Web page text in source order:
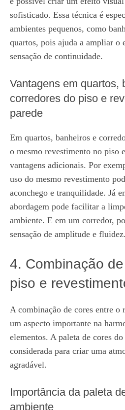
sofisticado. Essa técnica é
ambientes pequenos, como
quartos, pois ajuda a ampliar o
sensação de continuidade.
Vantagens em quartos,
corredores do piso e
parede
Em quartos, banheiros e
o mesmo revestimento no piso
vantagens adicionais. Por
uso do mesmo revestimento
aconchego e tranquilidade. Já
abordagem pode facilitar a
ambiente. E em um corredor,
sensação de amplitude e fluidez.
4. Combinação
piso e
A combinação de cores entre o
um aspecto importante na
elementos. A paleta de cores
considerada para criar uma
agradável.
Importância da paleta
ambiente